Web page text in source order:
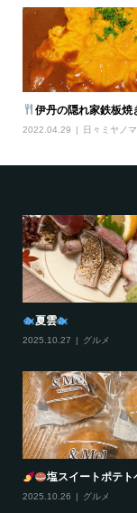
伊丹の隠れ家鉄板焼
2022.04.29 日々ミヤノ
夏雲
2025.10.27 グルメ
塩スイートポテト
2025.10.26 グルメ